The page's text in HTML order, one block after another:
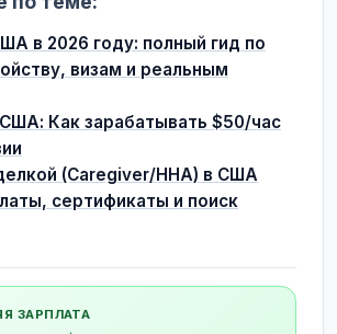
в 2026 году: полный гид по
визам и реальным
Как зарабатывать $50/час
(Caregiver/HHA) в США
сертификаты и поиск
ЗАРПЛАТА